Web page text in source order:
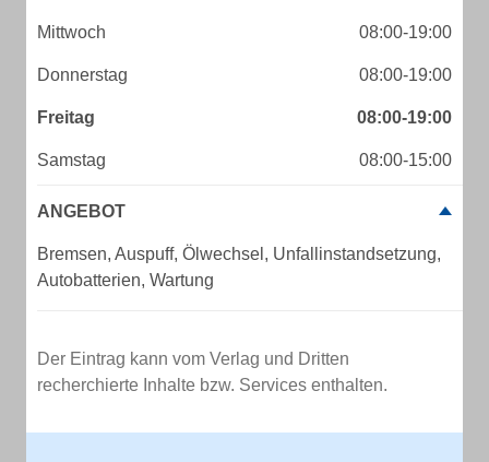
Mittwoch 08:00-19:00
Donnerstag 08:00-19:00
Freitag 08:00-19:00
Samstag 08:00-15:00
ANGEBOT
Bremsen, Auspuff, Ölwechsel, Unfallinstandsetzung,
Autobatterien, Wartung
Der Eintrag kann vom Verlag und Dritten
recherchierte Inhalte bzw. Services enthalten.